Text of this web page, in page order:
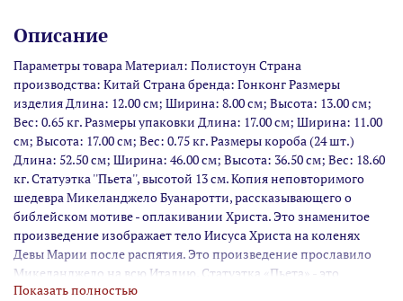
Описание
Параметры товара Материал: Полистоун Страна
производства: Китай Страна бренда: Гонконг Размеры
изделия Длина: 12.00 см; Ширина: 8.00 см; Высота: 13.00 см;
Вес: 0.65 кг. Размеры упаковки Длина: 17.00 см; Ширина: 11.00
см; Высота: 17.00 см; Вес: 0.75 кг. Размеры короба (24 шт.)
Длина: 52.50 см; Ширина: 46.00 см; Высота: 36.50 см; Вес: 18.60
кг. Статуэтка ''Пьета'', высотой 13 см. Копия неповторимого
шедевра Микеланджело Буанаротти, рассказывающего о
библейском мотиве - оплакивании Христа. Это знаменитое
произведение изображает тело Иисуса Христа на коленях
Девы Марии после распятия. Это произведение прославило
Микеланджело на всю Италию. Статуэтка «Пьета» - это
современный шедевр, посвященный библейской легенде.
Показать полностью